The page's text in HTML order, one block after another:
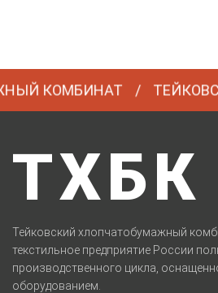
КОМБИНАТ
ТХБК
Тейковский хлопчатобумажный
текстильное предприятие России
производственного цикла,
оборудованием.